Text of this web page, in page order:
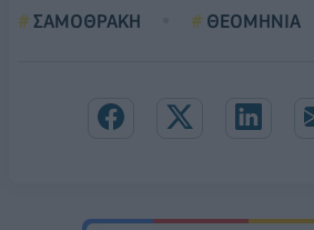
ΣΑΜΟΘΡΑΚΗ ΘΕΟΜΗΝΙΑ